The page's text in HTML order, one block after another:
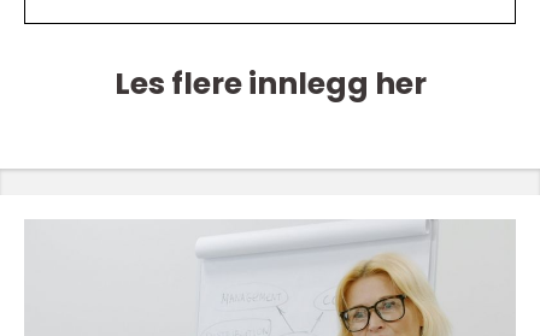
Les flere innlegg her